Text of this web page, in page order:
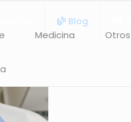
Blog
Medicina Otros